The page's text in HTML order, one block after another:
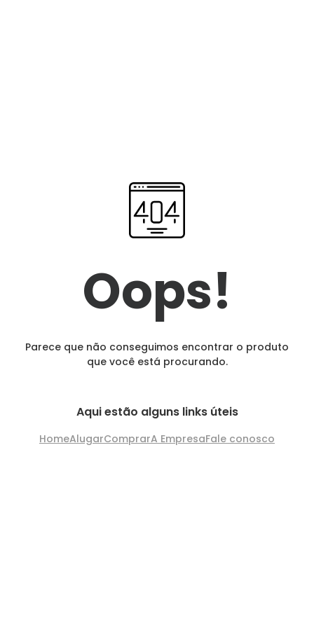
Oops!
Parece que não conseguimos encontrar o produto
que você está procurando.
Aqui estão alguns links úteis
HomeAlugarComprarA EmpresaFale conosco